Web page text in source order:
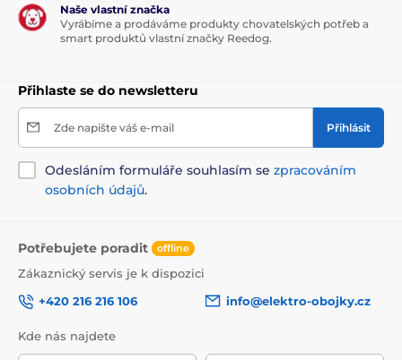
Naše vlastní značka
Vyrábíme a prodáváme produkty chovatelských potřeb a
smart produktů vlastní značky Reedog.
Přihlaste se do newsletteru
Zde napište váš e-mail Přihlásit
Odesláním formuláře souhlasím se zpracováním
osobních údajů.
Potřebujete poradit offline
Zákaznický servis je k dispozici
+420 216 216 106
info@elektro-obojky.cz
Kde nás najdete